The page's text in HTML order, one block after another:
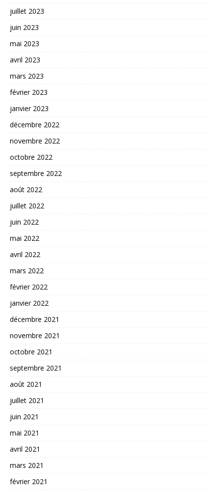
juillet 2023
juin 2023
mai 2023
avril 2023
mars 2023
février 2023
janvier 2023
décembre 2022
novembre 2022
octobre 2022
septembre 2022
août 2022
juillet 2022
juin 2022
mai 2022
avril 2022
mars 2022
février 2022
janvier 2022
décembre 2021
novembre 2021
octobre 2021
septembre 2021
août 2021
juillet 2021
juin 2021
mai 2021
avril 2021
mars 2021
février 2021